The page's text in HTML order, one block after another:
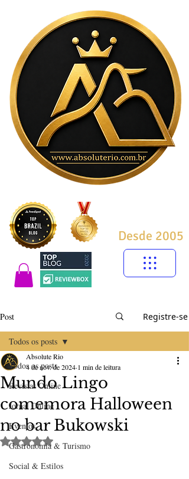
Desde 2005
Post Registre-se
Todos os posts
Revistas Online
Jornal Online
Eventos
Gastronomia & Turismo
Social & Estilos
Todos os posts
Mundo Lingo
comemora Halloween
no bar Bukowski
Absolute Rio
4 de nov. de 2024 1 min de leitura
Avaliado com NaN de 5 estrelas.